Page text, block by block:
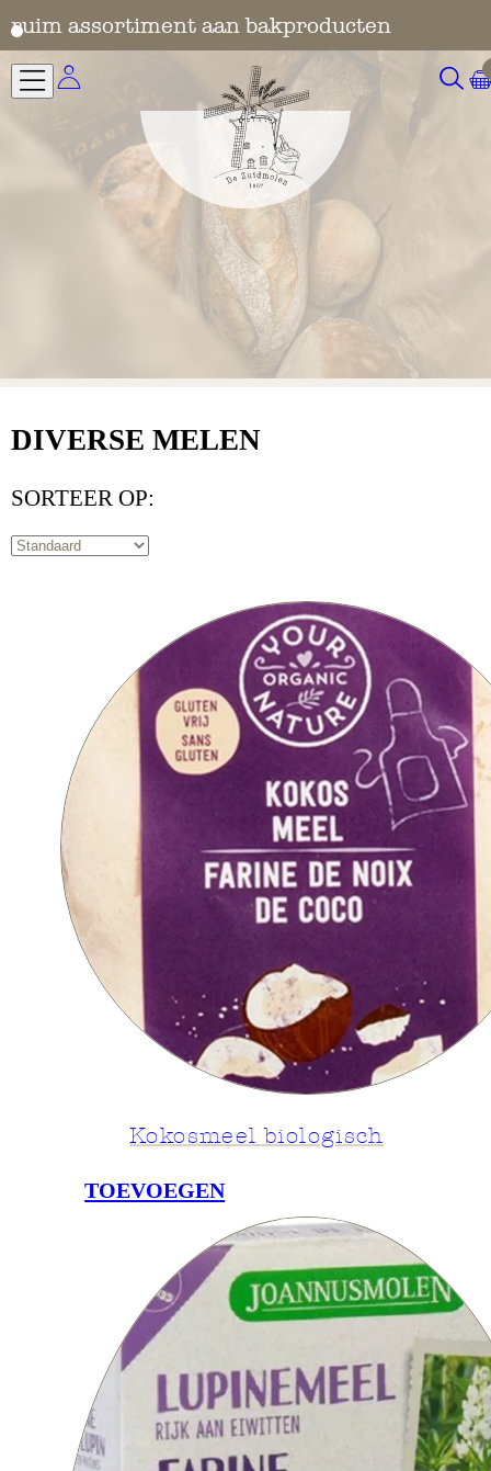
snelle leveringruim assortiment aan
DIVERSE MELEN
SORTEER OP:
Kokosmeel biologisch
TOEVOEGEN